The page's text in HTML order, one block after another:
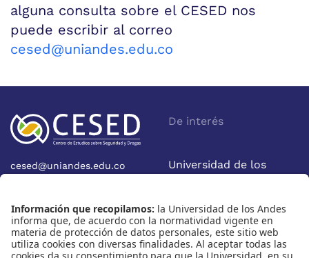
alguna consulta sobre el CESED nos
puede escribir al correo
cesed@uniandes.edu.co
cesed@uniandes.edu.co
Bogotá - Colombia
De interés
Universidad de los
Facultad de Economía
Nosotros Nuestras redes